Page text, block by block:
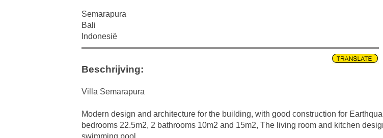
Semarapura
Bali
Indonesië
Beschrijving:
Villa Semarapura
Modern design and architecture for the building, with good construction for
bedrooms 22.5m2, 2 bathrooms 10m2 and 15m2, The living room and kitchen
swimming pool.